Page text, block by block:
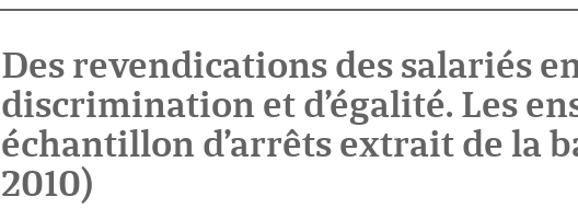
Des revendications des salariés
discrimination et d’égalité. Les
échantillon d’arrêts extrait de la
2010)